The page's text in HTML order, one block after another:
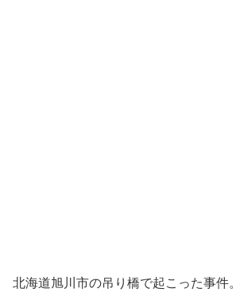
北海道旭川市の吊り橋で起こった事件。